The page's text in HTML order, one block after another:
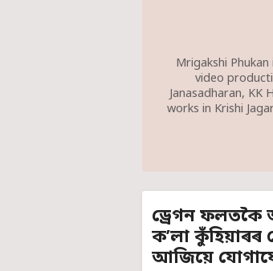
Mrigakshi
video
Janasadharan, KK
works in Krishi
ড্ৰেগন ফলতকৈ
ক’লা কুঁহিয়াৰৰ
আজিয়ে